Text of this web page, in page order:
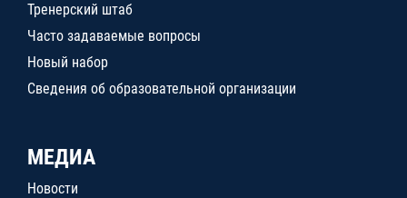
Тренерский штаб
Часто задаваемые вопросы
Новый набор
Сведения об образовательной организации
МЕДИА
Новости